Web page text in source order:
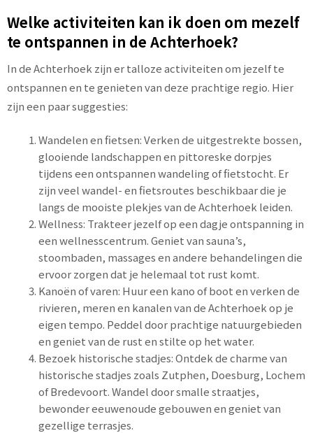
Welke activiteiten kan ik doen om mezelf
te ontspannen in de Achterhoek?
In de Achterhoek zijn er talloze activiteiten om jezelf te
ontspannen en te genieten van deze prachtige regio. Hier
zijn een paar suggesties:
Wandelen en fietsen: Verken de uitgestrekte bossen,
glooiende landschappen en pittoreske dorpjes
tijdens een ontspannen wandeling of fietstocht. Er
zijn veel wandel- en fietsroutes beschikbaar die je
langs de mooiste plekjes van de Achterhoek leiden.
Wellness: Trakteer jezelf op een dagje ontspanning in
een wellnesscentrum. Geniet van sauna’s,
stoombaden, massages en andere behandelingen die
ervoor zorgen dat je helemaal tot rust komt.
Kanoën of varen: Huur een kano of boot en verken de
rivieren, meren en kanalen van de Achterhoek op je
eigen tempo. Peddel door prachtige natuurgebieden
en geniet van de rust en stilte op het water.
Bezoek historische stadjes: Ontdek de charme van
historische stadjes zoals Zutphen, Doesburg, Lochem
of Bredevoort. Wandel door smalle straatjes,
bewonder eeuwenoude gebouwen en geniet van
gezellige terrasjes.